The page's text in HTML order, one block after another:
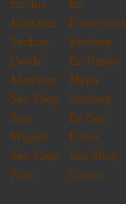
Envios
Martinez
En
Pontevedra
Sexhop
Desde
Martinez
Sexshop
En Ramos
Mejia
Sex Shop
San
Miguel
Sexshop
En San
Isidro
Sex Shop
Pilar
Sex Shop
Olivos